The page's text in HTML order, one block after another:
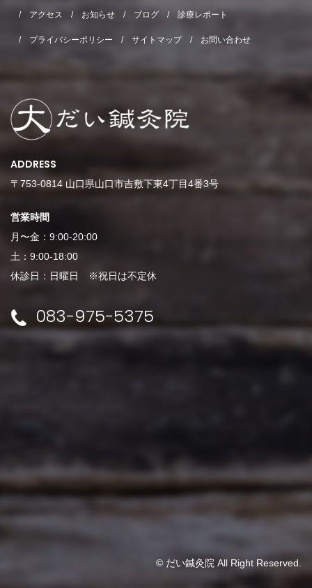
アクセス お知らせ ブログ 診療レポート
プライバシーポリシー サイトマップ お問い合わせ
ADDRESS
〒753-0814 山口県山口市吉敷下東4丁目4番3号
営業時間
月〜金：9:00-20:00
土：9:00-18:00
休診日：日曜日 ※祝日は不定休
083-975-5375
© だい鍼灸院 All Right Reserved.